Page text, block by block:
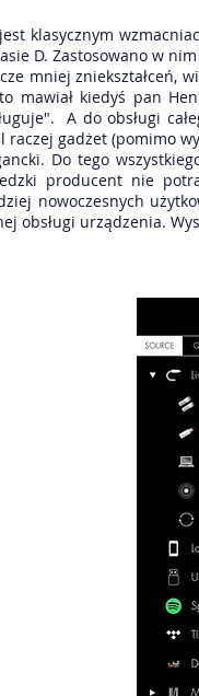
klasycznym
D. Zastosowano w
mniej zniekształceń,
mawiał kiedyś pan
A do obsługi
raczej gadżet (pomimo
Do tego
producent nie
nowoczesnych
obsługi urządzenia.